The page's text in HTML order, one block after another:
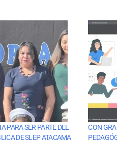
PARA SER PARTE DEL
DE SLEP ATACAMA
CON